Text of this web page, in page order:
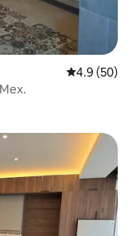
Calificación
4.9 (50)